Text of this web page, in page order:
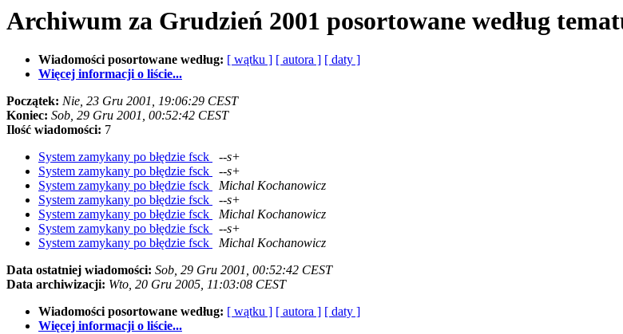
Archiwum za Grudzień 2001 posortowane według
Wiadomości posortowane według: [ wątku ] [ autora ] [ daty ]
Więcej informacji o liście...
Początek: Nie, 23 Gru 2001, 19:06:29 CEST
Koniec: Sob, 29 Gru 2001, 00:52:42 CEST
Ilość wiadomości: 7
System zamykany po błędzie fsck
--s+
System zamykany po błędzie fsck
--s+
System zamykany po błędzie fsck
Michal Kochanowicz
System zamykany po błędzie fsck
--s+
System zamykany po błędzie fsck
Michal Kochanowicz
System zamykany po błędzie fsck
--s+
System zamykany po błędzie fsck
Michal Kochanowicz
Data ostatniej wiadomości: Sob, 29 Gru 2001, 00:52:42 CEST
Data archiwizacji: Wto, 20 Gru 2005, 11:03:08 CEST
Wiadomości posortowane według: [ wątku ] [ autora ] [ daty ]
Więcej informacji o liście...